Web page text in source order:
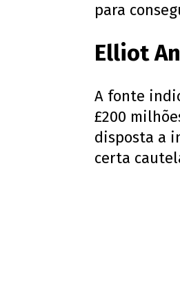
para
Elliot
A fonte
£200
disposta a
certa